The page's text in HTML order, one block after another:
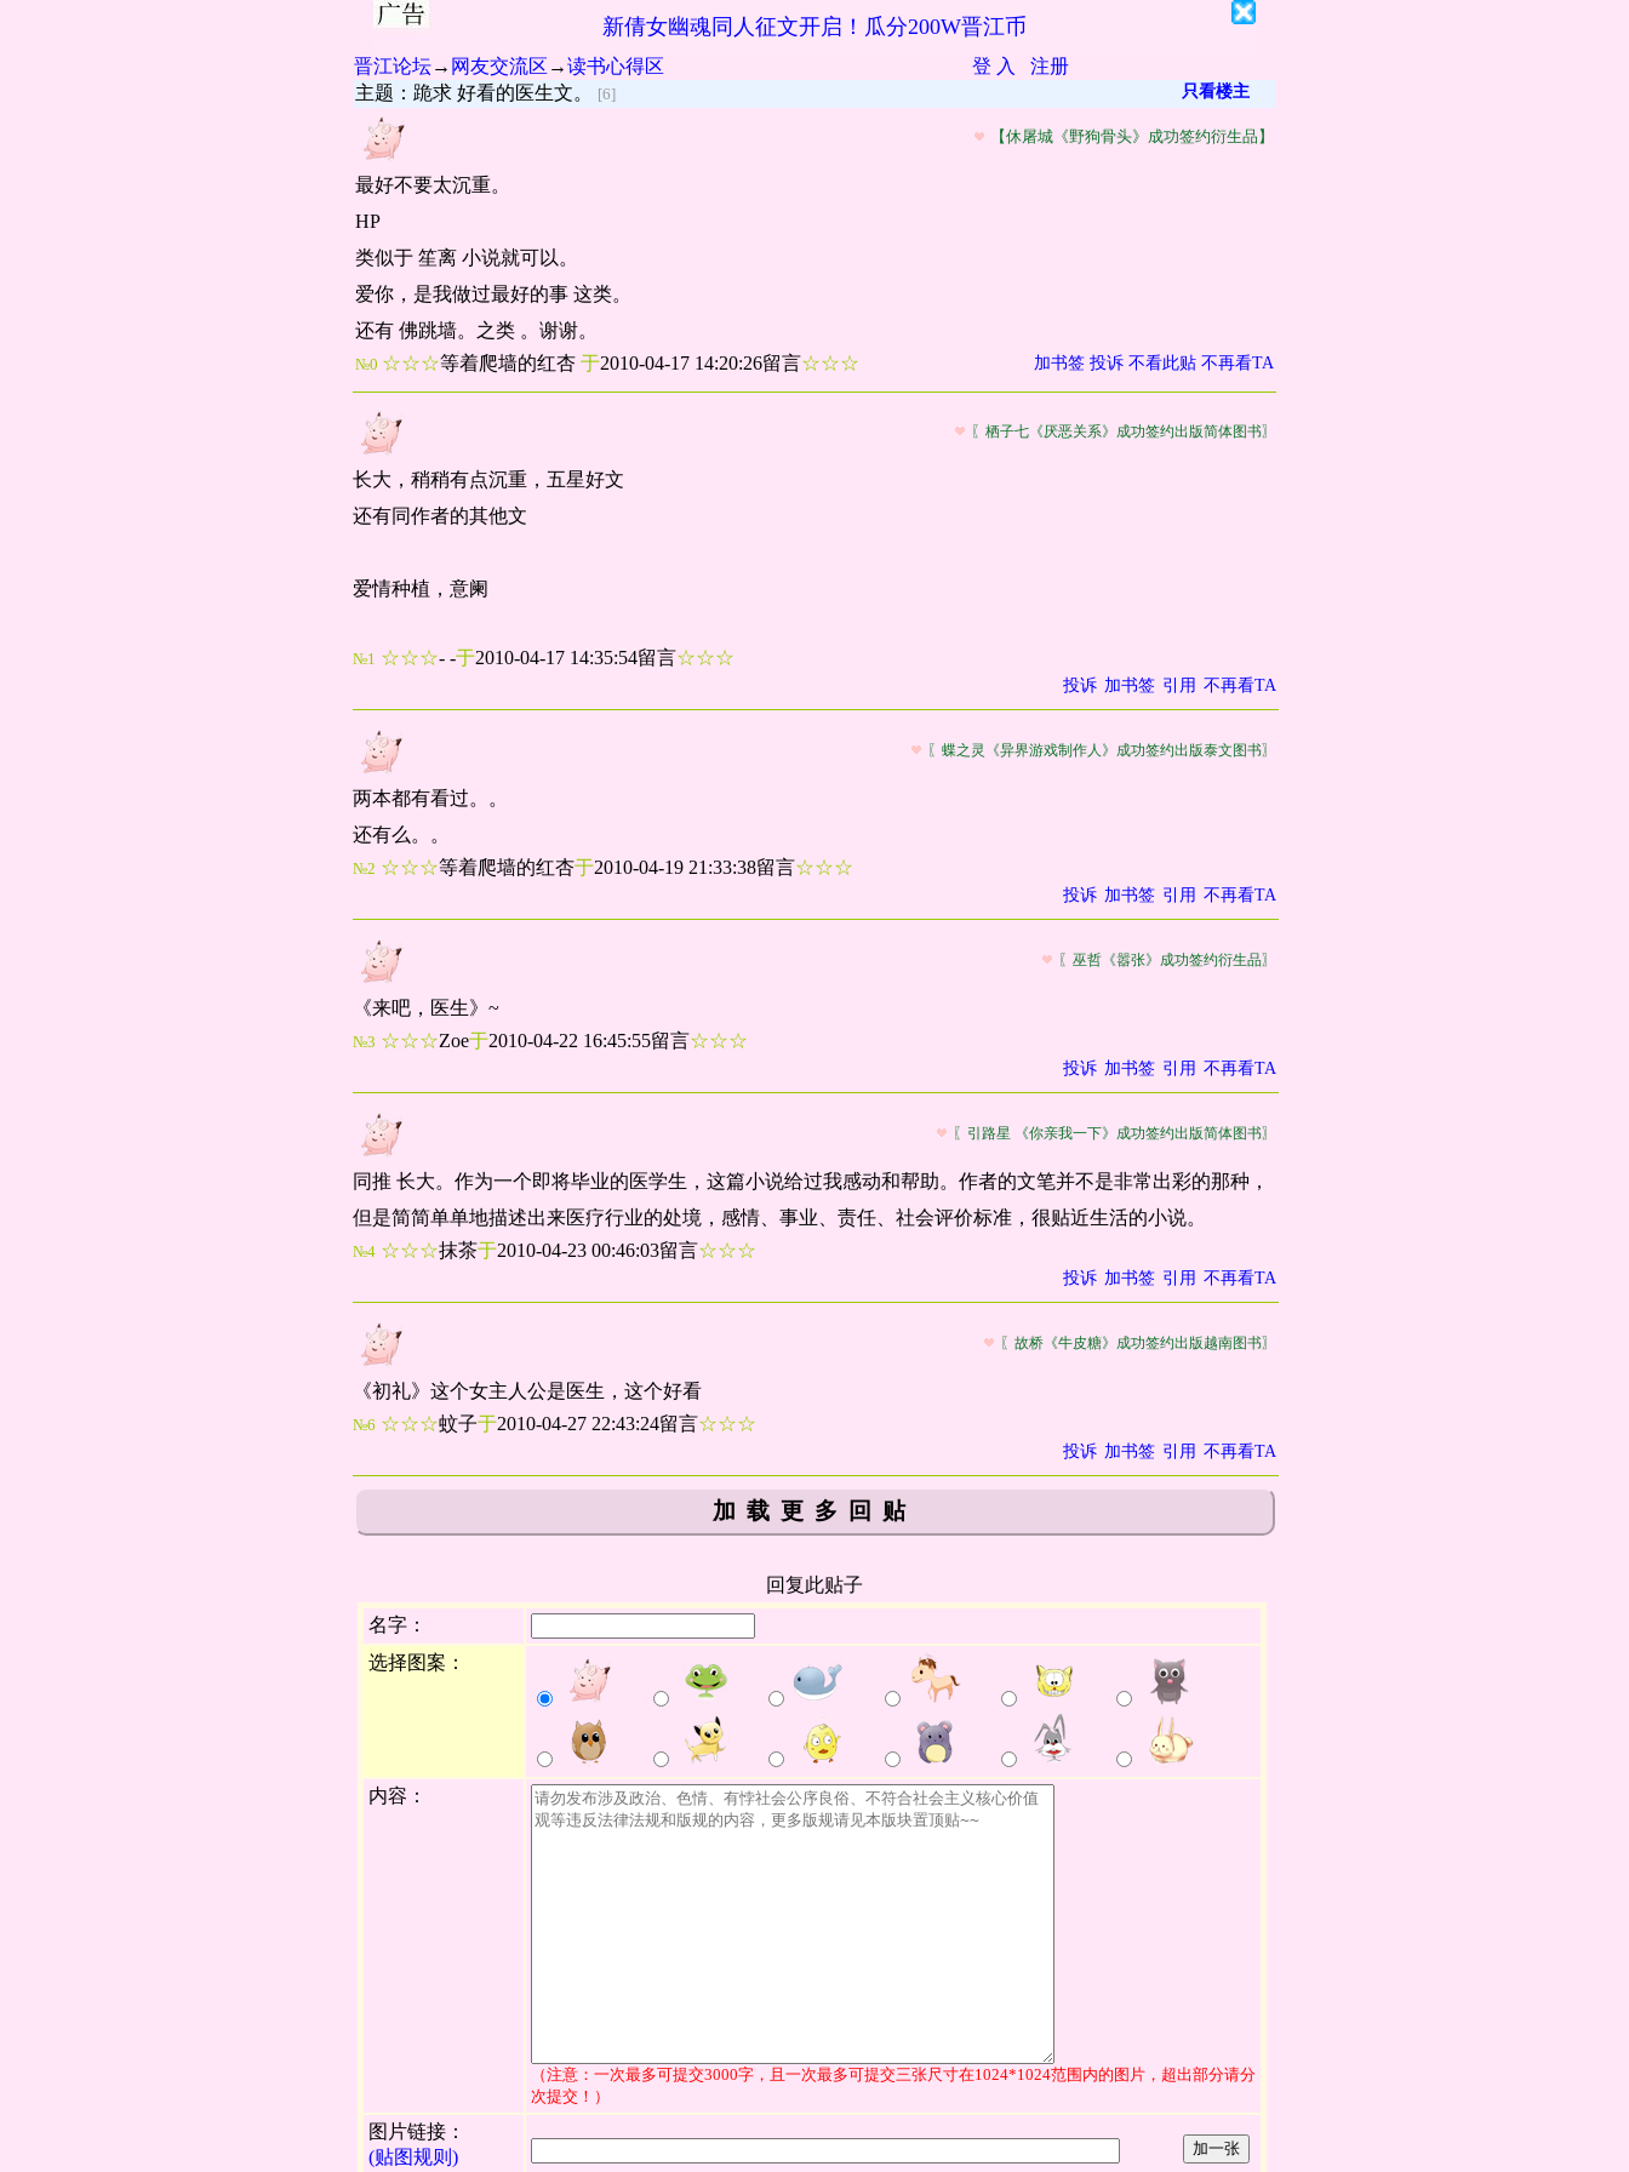
新倩女幽魂同人征文开启！瓜分200W晋江币
晋江论坛→ 网友交流区 →读书心得区 登 入
注册
主题：跪求 好看的医生文。
[6] 只看楼主
【休屠城《野狗骨头》成功签约衍生品】
最好不要太沉重。
HP
类似于 笙离 小说就可以。
爱你，是我做过最好的事 这类。
还有 佛跳墙。之类 。谢谢。
№0 ☆☆☆等着爬墙的红杏 于2010-04-17 14:20:26留言☆☆☆ 加书签 投诉 不看此贴 不再看TA
〖栖子七《厌恶关系》成功签约出版简体图书〗
长大，稍稍有点沉重，五星好文
还有同作者的其他文
爱情种植，意阑
№1 ☆☆☆- -于2010-04-17 14:35:54留言☆☆☆
投诉 加书签 引用 不再看TA
〖蝶之灵《异界游戏制作人》成功签约出版泰文图书〗
两本都有看过。。
还有么。。
№2 ☆☆☆等着爬墙的红杏于2010-04-19 21:33:38留言☆☆☆
投诉 加书签 引用 不再看TA
〖巫哲《嚣张》成功签约衍生品〗
《来吧，医生》~
№3 ☆☆☆Zoe于2010-04-22 16:45:55留言☆☆☆
投诉 加书签 引用 不再看TA
〖引路星 《你亲我一下》成功签约出版简体图书〗
同推 长大。作为一个即将毕业的医学生，这篇小说给过我感动和帮助。作者的文笔并不是非常出彩的那种，
但是简简单单地描述出来医疗行业的处境，感情、事业、责任、社会评价标准，很贴近生活的小说。
№4 ☆☆☆抹茶于2010-04-23 00:46:03留言☆☆☆
投诉 加书签 引用 不再看TA
〖故桥《牛皮糖》成功签约出版越南图书〗
《初礼》这个女主人公是医生，这个好看
№6 ☆☆☆蚊子于2010-04-27 22:43:24留言☆☆☆
投诉 加书签 引用 不再看TA
加载更多回贴
回复此贴子
名字：
选择图案：
内容：
（注意：一次最多可提交3000字，且一次最多可提交三张尺寸在1024*1024范围内的图片，超出部分请分
次提交！）
图片链接：
(贴图规则)
加一张